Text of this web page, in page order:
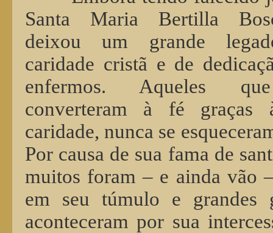
Santa Maria Bertilla
deixou um grande
caridade cristã e de
enfermos. Aqueles
converteram à fé graças
caridade, nunca se
Por causa de sua fama de
muitos foram – e ainda vão
em seu túmulo e grandes
aconteceram por sua